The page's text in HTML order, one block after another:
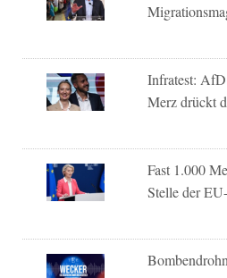
Infratest:
Merz drückt
Fast 1.000
Stelle der